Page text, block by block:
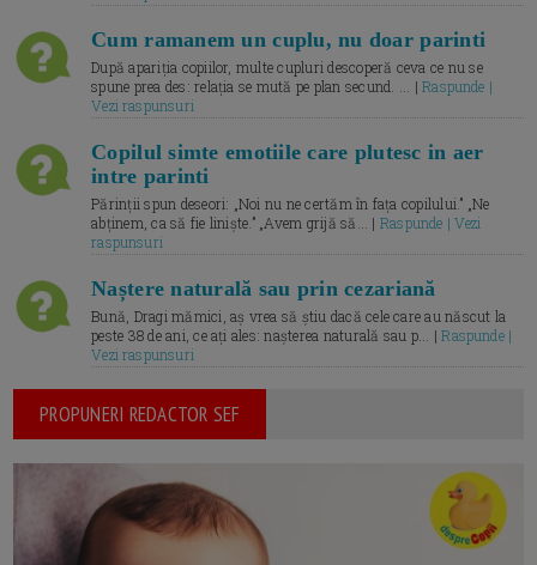
Cum ramanem un cuplu, nu doar parinti
După apariția copiilor, multe cupluri descoperă ceva ce nu se
spune prea des: relația se mută pe plan secund. ... |Raspunde |
Vezi raspunsuri
Copilul simte emotiile care plutesc in aer
intre parinti
Părinții spun deseori: „Noi nu ne certăm în fața copilului.” „Ne
abținem, ca să fie liniște.” „Avem grijă să... | Raspunde | Vezi
raspunsuri
Naștere naturală sau prin cezariană
Bună, Dragi mămici, aș vrea să știu dacă cele care au născut la
peste 38 de ani, ce ați ales: nașterea naturală sau p... |Raspunde |
Vezi raspunsuri
PROPUNERI REDACTOR SEF